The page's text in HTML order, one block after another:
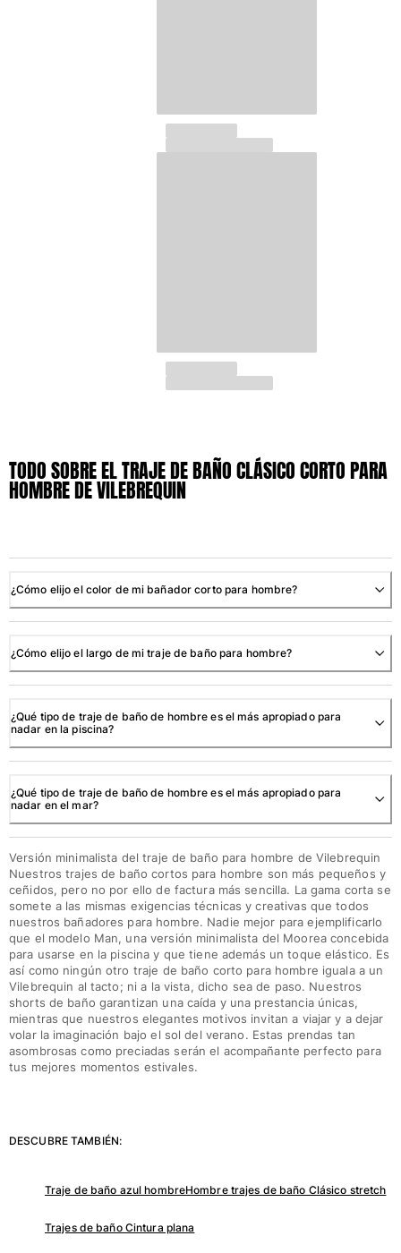
TODO SOBRE EL TRAJE DE BAÑO CLÁSICO CORTO PARA
HOMBRE DE VILEBREQUIN
¿Cómo elijo el color de mi bañador corto para hombre?
¿Cómo elijo el largo de mi traje de baño para hombre?
¿Qué tipo de traje de baño de hombre es el más apropiado para
nadar en la piscina?
¿Qué tipo de traje de baño de hombre es el más apropiado para
nadar en el mar?
Versión minimalista del traje de baño para hombre de Vilebrequin
Nuestros trajes de baño cortos para hombre son más pequeños y
ceñidos, pero no por ello de factura más sencilla. La gama corta se
somete a las mismas exigencias técnicas y creativas que todos
nuestros bañadores para hombre. Nadie mejor para ejemplificarlo
que el modelo Man, una versión minimalista del Moorea concebida
para usarse en la piscina y que tiene además un toque elástico. Es
así como ningún otro traje de baño corto para hombre iguala a un
Vilebrequin al tacto; ni a la vista, dicho sea de paso. Nuestros
shorts de baño garantizan una caída y una prestancia únicas,
mientras que nuestros elegantes motivos invitan a viajar y a dejar
volar la imaginación bajo el sol del verano. Estas prendas tan
asombrosas como preciadas serán el acompañante perfecto para
tus mejores momentos estivales.
DESCUBRE TAMBIÉN:
Traje de baño azul hombreHombre trajes de baño Clásico stretch
Trajes de baño Cintura plana